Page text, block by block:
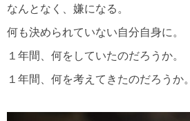
なんとなく、嫌になる。
何も決められていない自分自身に。
１年間、何をしていたのだろうか。
１年間、何を考えてきたのだろうか。